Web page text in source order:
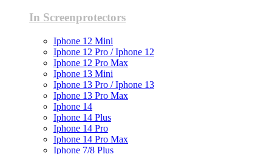
In Screenprotectors
Iphone 12 Mini
Iphone 12 Pro / Iphone 12
Iphone 12 Pro Max
Iphone 13 Mini
Iphone 13 Pro / Iphone 13
Iphone 13 Pro Max
Iphone 14
Iphone 14 Plus
Iphone 14 Pro
Iphone 14 Pro Max
Iphone 7/8 Plus